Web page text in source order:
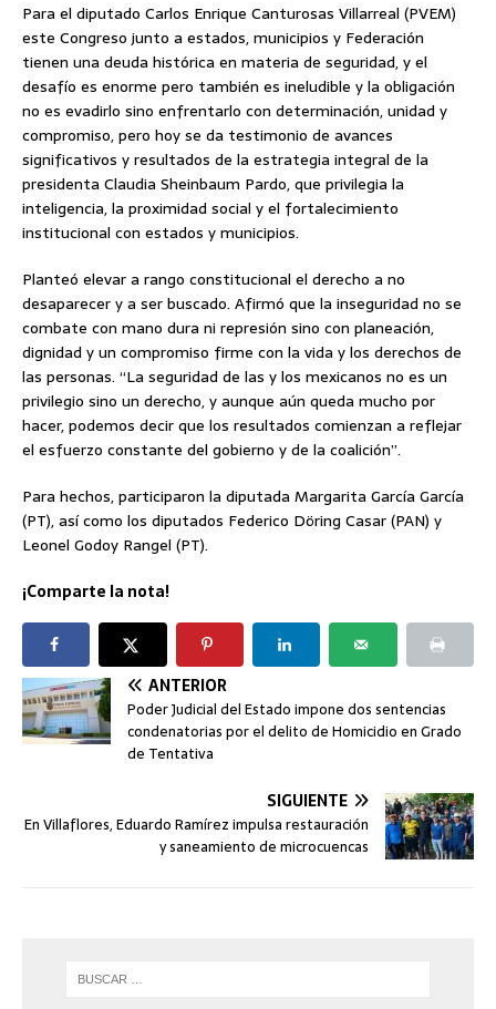
Para el diputado Carlos Enrique Canturosas Villarreal (PVEM)
este Congreso junto a estados, municipios y Federación
tienen una deuda histórica en materia de seguridad, y el
desafío es enorme pero también es ineludible y la obligación
no es evadirlo sino enfrentarlo con determinación, unidad y
compromiso, pero hoy se da testimonio de avances
significativos y resultados de la estrategia integral de la
presidenta Claudia Sheinbaum Pardo, que privilegia la
inteligencia, la proximidad social y el fortalecimiento
institucional con estados y municipios.
Planteó elevar a rango constitucional el derecho a no
desaparecer y a ser buscado. Afirmó que la inseguridad no se
combate con mano dura ni represión sino con planeación,
dignidad y un compromiso firme con la vida y los derechos de
las personas. “La seguridad de las y los mexicanos no es un
privilegio sino un derecho, y aunque aún queda mucho por
hacer, podemos decir que los resultados comienzan a reflejar
el esfuerzo constante del gobierno y de la coalición”.
Para hechos, participaron la diputada Margarita García García
(PT), así como los diputados Federico Döring Casar (PAN) y
Leonel Godoy Rangel (PT).
¡Comparte la nota!
ANTERIOR
Poder Judicial del Estado impone dos sentencias
condenatorias por el delito de Homicidio en Grado
de Tentativa
SIGUIENTE
En Villaflores, Eduardo Ramírez impulsa restauración
y saneamiento de microcuencas